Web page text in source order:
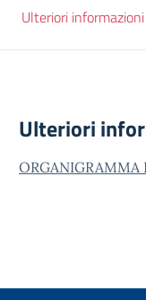
Ulteriori informazioni
Ulteriori
ORGANIGRAMMA